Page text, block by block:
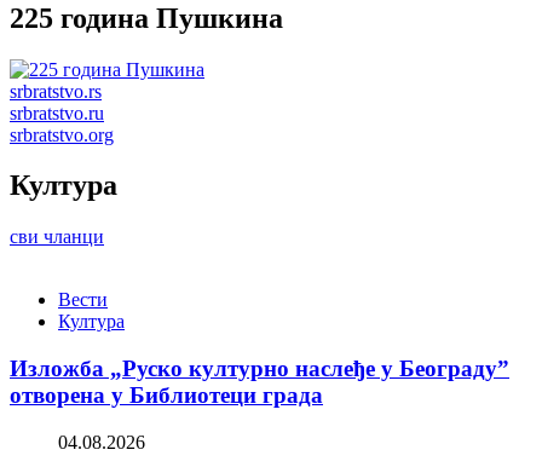
225 година Пушкина
srbratstvo.rs
srbratstvo.ru
srbratstvo.org
Култура
сви чланци
Вести
Култура
Изложба „Руско културно наслеђе у Београду”
отворена у Библиотеци града
04.08.2026